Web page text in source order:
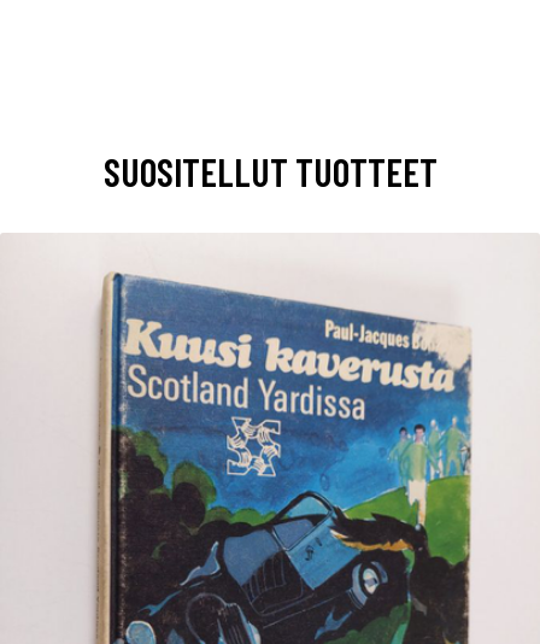
SUOSITELLUT TUOTTEET